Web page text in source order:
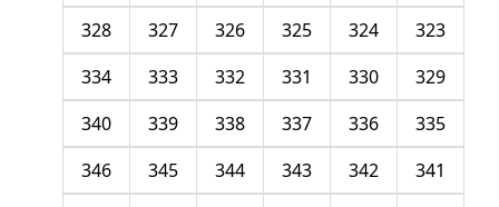
323
324
325
326
327
328
329
330
331
332
333
334
335
336
337
338
339
340
341
342
343
344
345
346